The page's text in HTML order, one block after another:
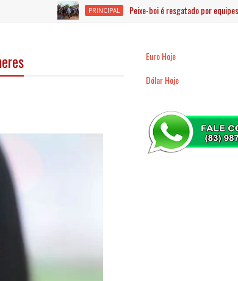
PRINCIPAL Peixe-boi é resgatado por equipes
Euro Hoje
Dólar Hoje